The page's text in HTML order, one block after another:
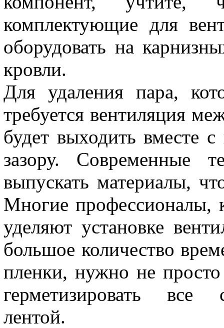
комплектующие для
оборудовать на
кровли.
Для удаления пара,
требуется вентиляция
будет выходить вместе
зазору. Современные
выпускать материалы,
Многие профессионалы,
уделяют установке
большое количество
пленки, нужно не просто
герметизировать все
лентой.